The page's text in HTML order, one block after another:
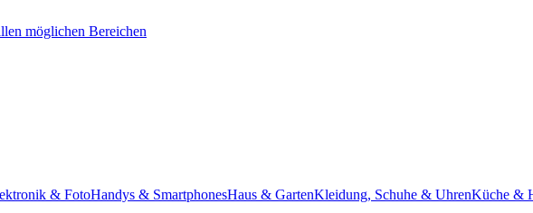
& FotoHandys & SmartphonesHaus & GartenKleidung, Schuhe & UhrenKüche &